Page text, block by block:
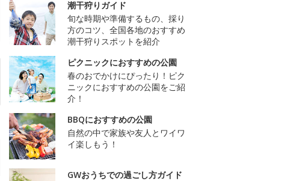
潮干狩りガイド
旬な時期や準備するもの、採り
方のコツ、全国各地のおすすめ
潮干狩りスポットを紹介
ピクニックにおすすめの公園
春のおでかけにぴったり！ピク
ニックにおすすめの公園をご紹
介！
BBQにおすすめの公園
自然の中で家族や友人とワイワ
イ楽しもう！
GWおうちでの過ごし方ガイド